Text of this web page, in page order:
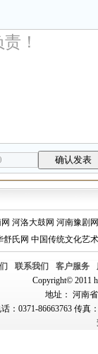
河洛大鼓网 河南豫剧网
舒氏网 中国传统文化艺
联系我们 客户服务
Copyright© 2011
地址： 河南
：0371-86663763 传真